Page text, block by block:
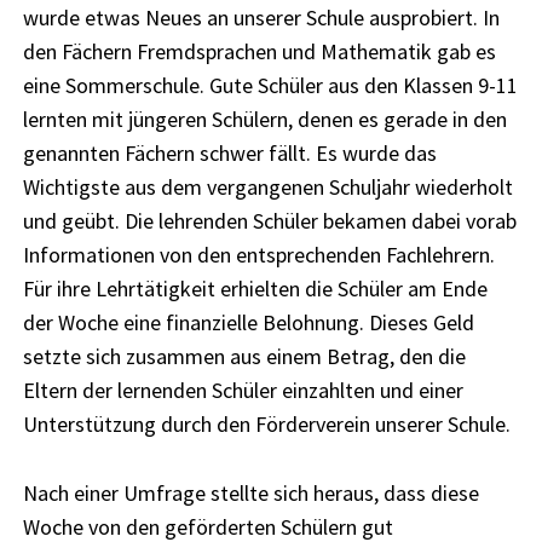
wurde etwas Neues an unserer Schule ausprobiert. In
den Fächern Fremdsprachen und Mathematik gab es
eine Sommerschule. Gute Schüler aus den Klassen 9-11
lernten mit jüngeren Schülern, denen es gerade in den
genannten Fächern schwer fällt. Es wurde das
Wichtigste aus dem vergangenen Schuljahr wiederholt
und geübt. Die lehrenden Schüler bekamen dabei vorab
Informationen von den entsprechenden Fachlehrern.
Für ihre Lehrtätigkeit erhielten die Schüler am Ende
der Woche eine finanzielle Belohnung. Dieses Geld
setzte sich zusammen aus einem Betrag, den die
Eltern der lernenden Schüler einzahlten und einer
Unterstützung durch den Förderverein unserer Schule.
Nach einer Umfrage stellte sich heraus, dass diese
Woche von den geförderten Schülern gut